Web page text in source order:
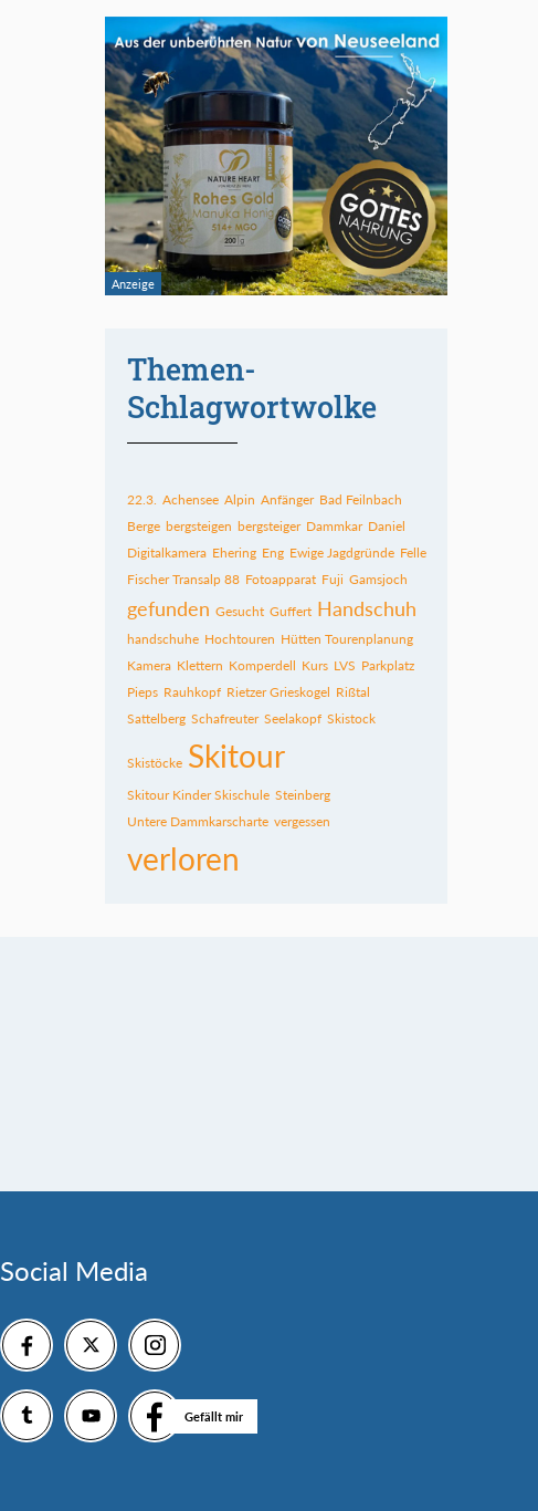
Themen-
Schlagwortwolke
22.3. Achensee Alpin Anfänger Bad Feilnbach
Berge bergsteigen bergsteiger Dammkar Daniel
Digitalkamera Ehering Eng Ewige Jagdgründe Felle
Fischer Transalp 88 Fotoapparat Fuji Gamsjoch
gefunden Gesucht Guffert Handschuh
handschuhe Hochtouren Hütten Tourenplanung
Kamera Klettern Komperdell Kurs LVS Parkplatz
Pieps Rauhkopf Rietzer Grieskogel Rißtal
Sattelberg Schafreuter Seelakopf Skistock
Skistöcke Skitour
Skitour Kinder Skischule Steinberg
Untere Dammkarscharte vergessen
verloren
Social Media
Gefällt mir